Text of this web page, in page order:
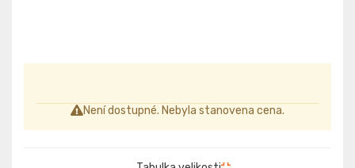
Není dostupné. Nebyla stanovena cena.